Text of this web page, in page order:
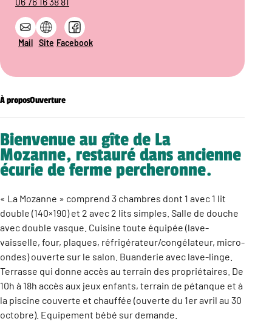
Mail Site Facebook
À proposOuverture
Bienvenue au gîte de La
Mozanne, restauré dans ancienne
écurie de ferme percheronne.
« La Mozanne » comprend 3 chambres dont 1 avec 1 lit
double (140×190) et 2 avec 2 lits simples. Salle de douche
avec double vasque. Cuisine toute équipée (lave-
vaisselle, four, plaques, réfrigérateur/congélateur, micro-
ondes) ouverte sur le salon. Buanderie avec lave-linge.
Terrasse qui donne accès au terrain des propriétaires. De
10h à 18h accès aux jeux enfants, terrain de pétanque et à
la piscine couverte et chauffée (ouverte du 1er avril au 30
octobre). Equipement bébé sur demande.